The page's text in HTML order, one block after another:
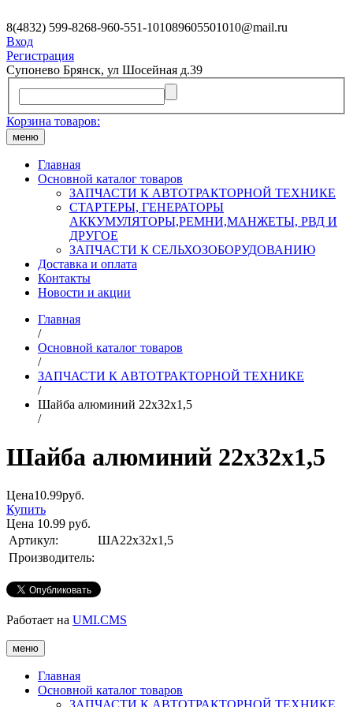
8(4832) 599-8268-960-551-101089605501010@mail.ru
Вход
Регистрация
Супонево Брянск, ул Шосейная д.39
Корзина товаров:
меню
Главная
Основной каталог товаров
ЗАПЧАСТИ К АВТОТРАКТОРНОЙ ТЕХНИКЕ
СТАРТЕРЫ, ГЕНЕРАТОРЫ
АККУМУЛЯТОРЫ,РЕМНИ,МАНЖЕТЫ, РВД И
ДРУГОЕ
ЗАПЧАСТИ К СЕЛЬХОЗОБОРУДОВАНИЮ
Доставка и оплата
Контакты
Новости и акции
Главная
/
Основной каталог товаров
/
ЗАПЧАСТИ К АВТОТРАКТОРНОЙ ТЕХНИКЕ
/
Шайба алюминий 22х32х1,5
/
Шайба алюминий 22х32х1,5
Цена10.99руб.
Купить
Цена 10.99 руб.
Артикул:
ША22х32х1,5
Производитель:
Работает на UMI.CMS
меню
Главная
Основной каталог товаров